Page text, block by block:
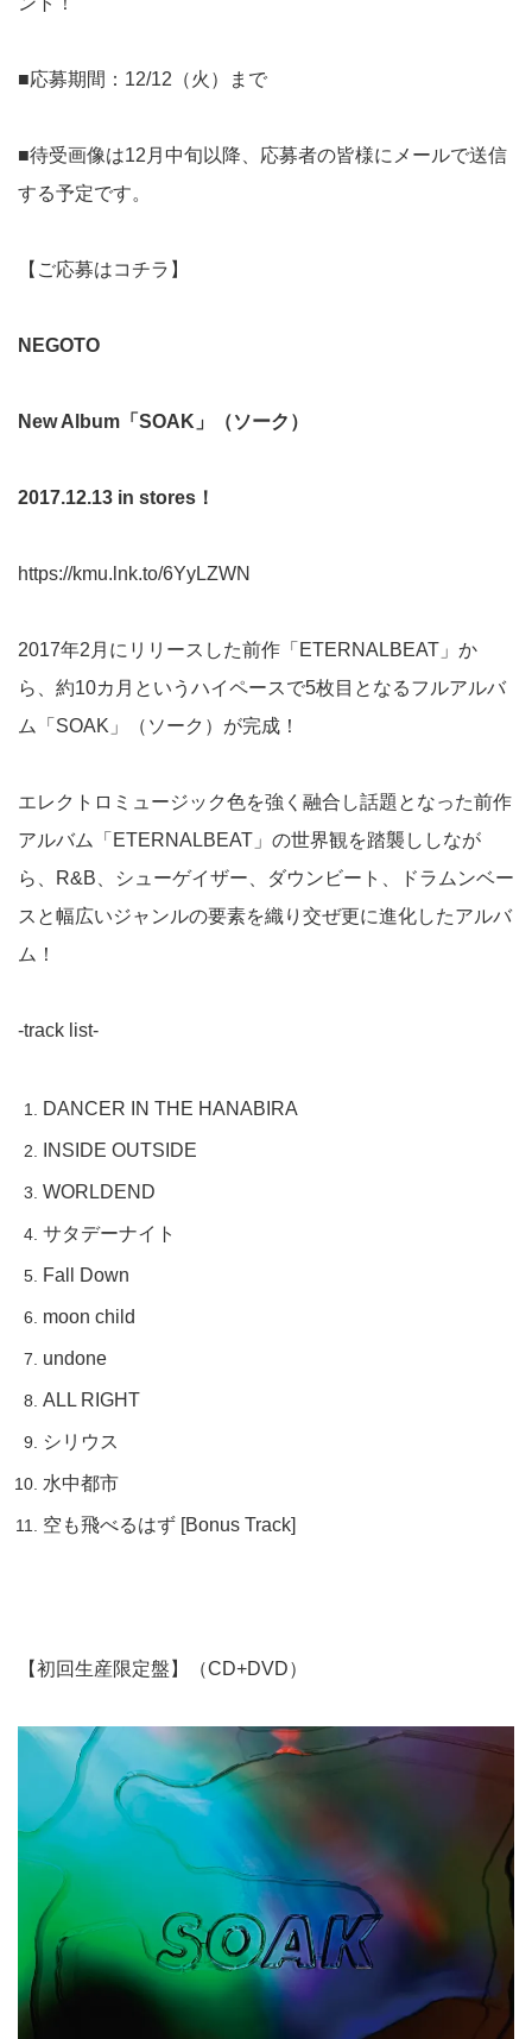
■応募期間：12/12（火）まで
■待受画像は12月中旬以降、応募者の皆様にメールで送信
する予定です。
【 ご応募はコチラ 】
NEGOTO
New Album 「SOAK」（ソーク）
2017.12.13 in stores ！
https://kmu.lnk.to/6YyLZWN
2017年2月にリリースした前作「ETERNALBEAT」か
ら、約10カ月というハイペースで5枚目となるフルアルバ
ム「SOAK」（ソーク）が完成！
エレクトロミュージック色を強く融合し話題となった前作
アルバム「ETERNALBEAT」の世界観を踏襲ししなが
ら、R&B、シューゲイザー、ダウンビート、ドラムンベー
スと幅広いジャンルの要素を織り交ぜ更に進化したアルバ
ム！
-track list-
DANCER IN THE HANABIRA
INSIDE OUTSIDE
WORLDEND
サタデーナイト
Fall Down
moon child
undone
ALL RIGHT
シリウス
水中都市
空も飛べるはず [Bonus Track]
【初回生産限定盤】（CD+DVD）